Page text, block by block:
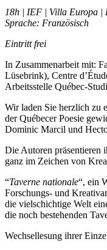
18h | IEF | Villa Europa |
Sprache: Französisch
Eintritt frei
In Zusammenarbeit mit:
Lüsebrink), Centre
Arbeitsstelle Québec-
Wir laden Sie herzlich zu
der Québecer Poesie
Dominic Marcil und
Die Autoren präsentieren
ganz im Zeichen von
“Taverne nationale“, ein
Forschungs- und
die vielschichtige Welt
die noch bestehenden
Wechsellesung ihrer